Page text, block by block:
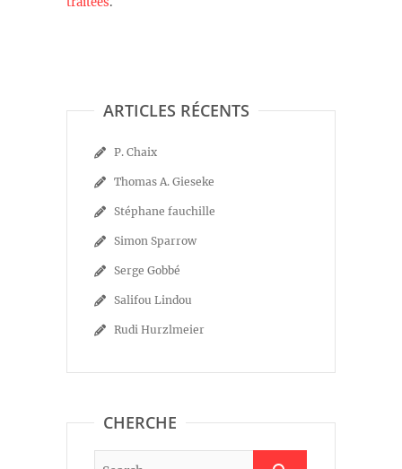
ARTICLES RÉCENTS
P. Chaix
Thomas A. Gieseke
Stéphane fauchille
Simon Sparrow
Serge Gobbé
Salifou Lindou
Rudi Hurzlmeier
CHERCHE